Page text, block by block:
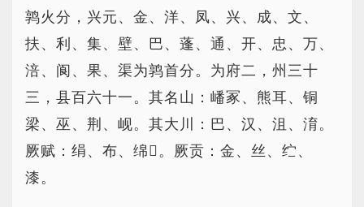
鹑火分，兴元、金、洋、凤、兴、成、文、
扶、利、集、壁、巴、蓬、通、开、忠、万、
涪、阆、果、渠为鹑首分。为府二，州三十
三，县百六十一。其名山：嶓冢、熊耳、铜
梁、巫、荆、岘。其大川：巴、汉、沮、淯。
厥赋：绢、布、绵。厥贡：金、丝、纻、
漆。